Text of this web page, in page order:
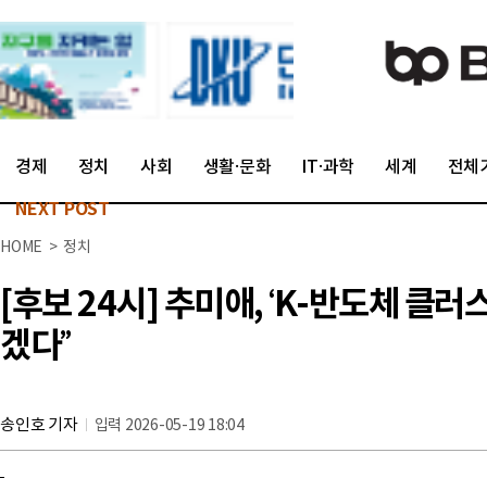
경제 정치 사회 생활·문화 IT·과학 세계 전체
NEXT POST
HOME > 정치
[후보 24시] 추미애, ‘K-반도체 클러
겠다”
송인호 기자 입력 2026-05-19 18:04